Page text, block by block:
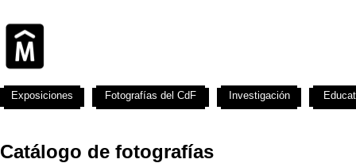
Catálogo de fotografías
Exposiciones Fotografías del CdF Investigación